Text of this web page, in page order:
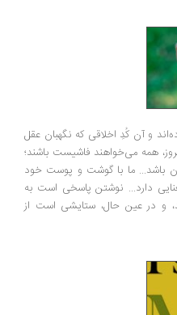
کُدِ اخلاقی که نگهبان عقل
می‌خواهند فاشیست باشند؛
ما با گوشت و پوست خود
نوشتن پاسخی است به
عین حال، ستایشی است از